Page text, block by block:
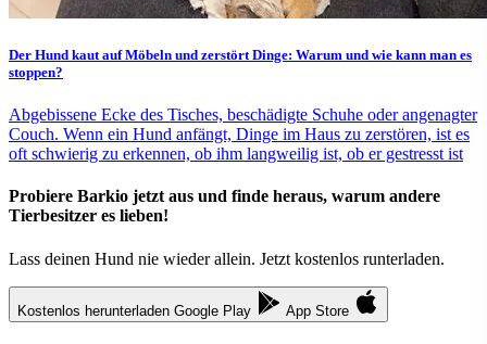
Der Hund kaut auf Möbeln und zerstört Dinge: Warum und wie kann man es
stoppen?
Abgebissene Ecke des Tisches, beschädigte Schuhe oder angenagter
Couch. Wenn ein Hund anfängt, Dinge im Haus zu zerstören, ist es
oft schwierig zu erkennen, ob ihm langweilig ist, ob er gestresst ist
Probiere Barkio jetzt aus und finde heraus, warum andere
Tierbesitzer es lieben!
Lass deinen Hund nie wieder allein. Jetzt kostenlos runterladen.
Kostenlos herunterladen Google Play App Store